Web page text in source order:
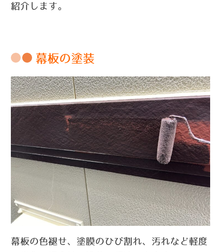
紹介します。
幕板の塗装
幕板の色褪せ、塗膜のひび割れ、汚れなど軽度